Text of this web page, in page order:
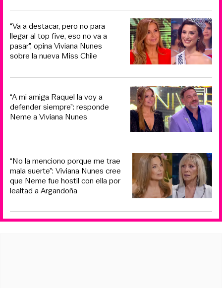
“Va a destacar, pero no para
llegar al top five, eso no va a
pasar”, opina Viviana Nunes
sobre la nueva Miss Chile
“A mi amiga Raquel la voy a
defender siempre”: responde
Neme a Viviana Nunes
“No la menciono porque me trae
mala suerte”: Viviana Nunes cree
que Neme fue hostil con ella por
lealtad a Argandoña